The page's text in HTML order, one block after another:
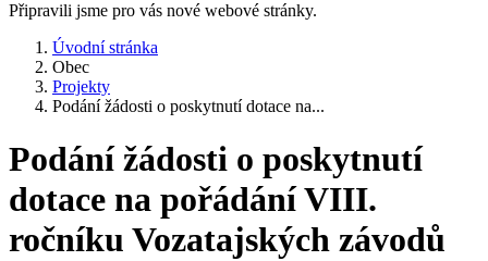
Připravili jsme pro vás nové webové stránky.
Úvodní stránka
Obec
Projekty
Podání žádosti o poskytnutí dotace na...
Podání žádosti o poskytnutí
dotace na pořádání VIII.
ročníku Vozatajských závodů